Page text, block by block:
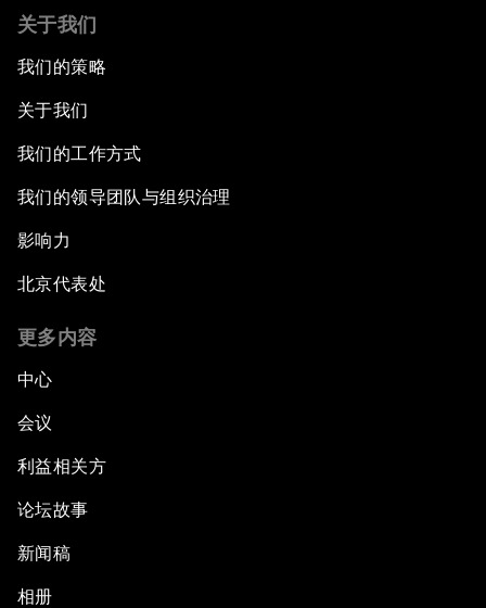
关于我们
我们的策略
关于我们
我们的工作方式
我们的领导团队与组织治理
影响力
北京代表处
更多内容
中心
会议
利益相关方
论坛故事
新闻稿
相册